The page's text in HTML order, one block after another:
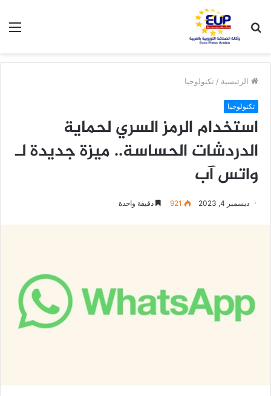
عن
الرئيسية / تكنولوجيا
تكنولوجيا
استخدام الرمز السري لحماية
الدردشات الحساسة.. ميزة جديدة لـ
واتس آب
ديسمبر 4, 2023 921 دقيقة واحدة